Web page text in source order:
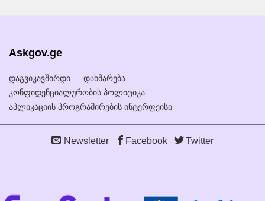
Askgov.ge
დაგვიკავშირდი
დახმარება
კონფიდენციალურობის პოლიტიკა
აპლიკაციის პროგრამირების ინტერფეისი
Newsletter Facebook Twitter